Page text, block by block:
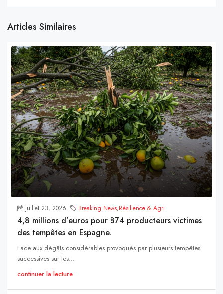
Articles Similaires
juillet 23, 2026 Breaking News,Résilience & Agri
4,8 millions d’euros pour 874 producteurs victimes
des tempêtes en Espagne.
Face aux dégâts considérables provoqués par plusieurs tempêtes
successives sur les...
continuer la lecture